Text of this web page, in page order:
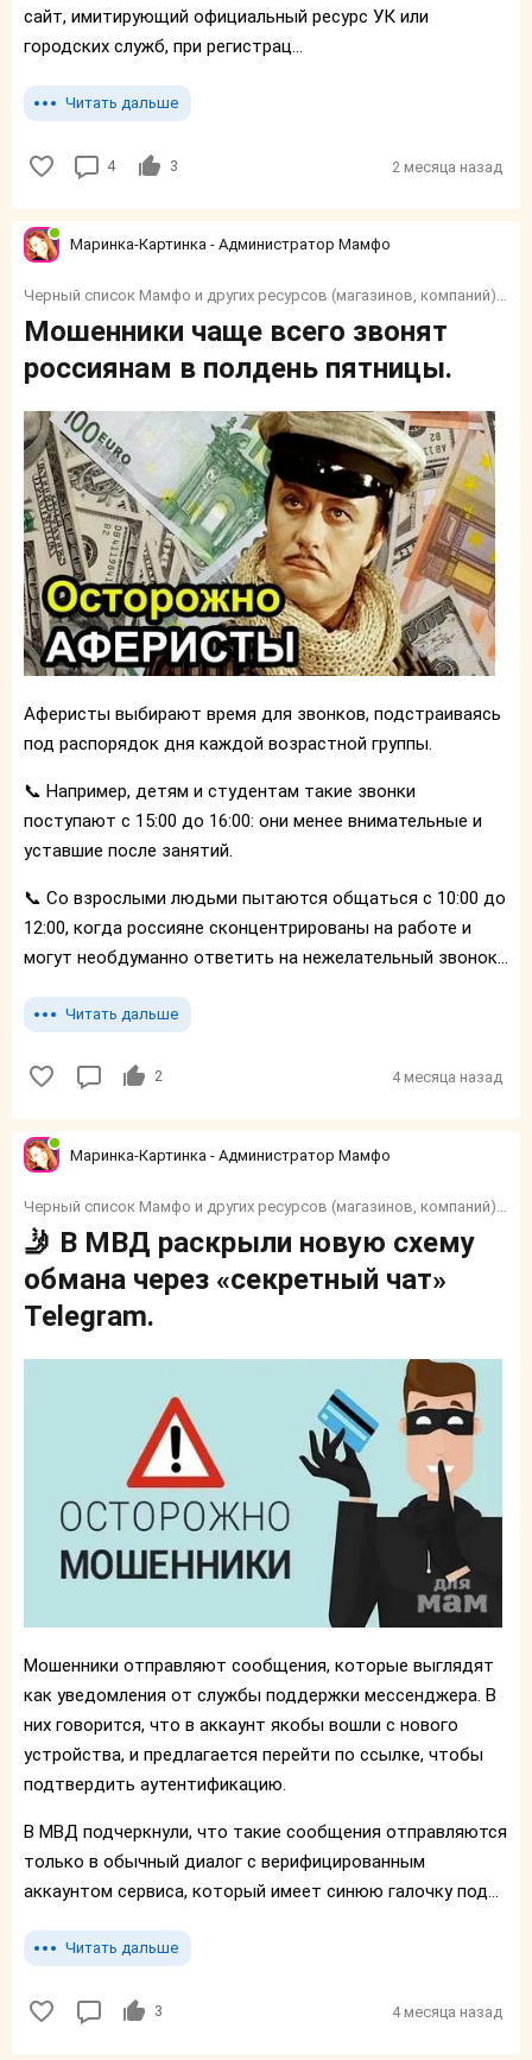
сайт, имитирующий официальный ресурс УК или
городских служб, при регистрац...
Читать дальше
4 3 2 месяца назад
Маринка-Картинка - Администратор Мамфо
Мошенники чаще всего звонят
россиянам в полдень пятницы.
Аферисты выбирают время для звонков, подстраиваясь
под распорядок дня каждой возрастной группы.
📞 Например, детям и студентам такие звонки
поступают с 15:00 до 16:00: они менее внимательные и
уставшие после занятий.
📞 Со взрослыми людьми пытаются общаться с 10:00 до
12:00, когда россияне сконцентрированы на работе и
могут необдуманно ответить на нежелательный звонок...
Читать дальше
2 4 месяца назад
Маринка-Картинка - Администратор Мамфо
🤳 В МВД раскрыли новую схему
обмана через «секретный чат»
Telegram.
Мошенники отправляют сообщения, которые выглядят
как уведомления от службы поддержки мессенджера. В
них говорится, что в аккаунт якобы вошли с нового
устройства, и предлагается перейти по ссылке, чтобы
подтвердить аутентификацию.
В МВД подчеркнули, что такие сообщения отправляются
только в обычный диалог с верифицированным
аккаунтом сервиса, который имеет синюю галочку под...
Читать дальше
3 4 месяца назад